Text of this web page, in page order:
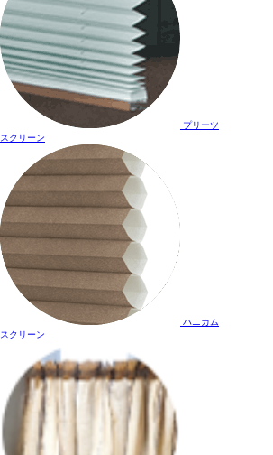
プリーツ
スクリーン
ハニカム
スクリーン